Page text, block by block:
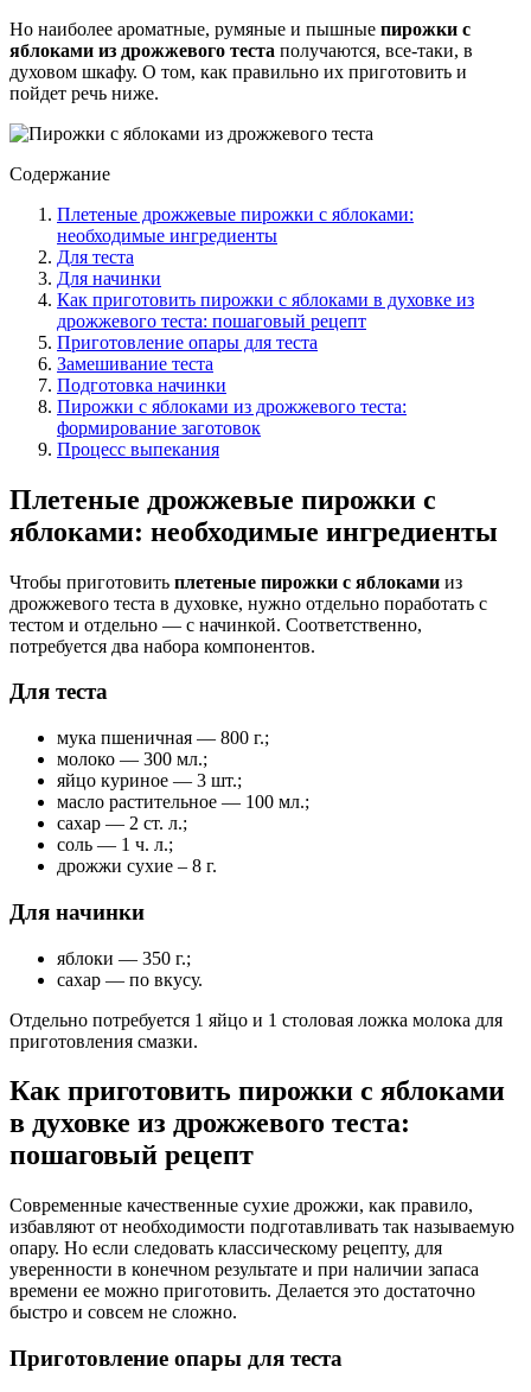
Но наиболее ароматные, румяные и пышные пирожки с
яблоками из дрожжевого теста получаются, все-таки, в
духовом шкафу. О том, как правильно их приготовить и
пойдет речь ниже.
Содержание
Плетеные дрожжевые пирожки с яблоками:
необходимые ингредиенты
Для теста
Для начинки
Как приготовить пирожки с яблоками в духовке из
дрожжевого теста: пошаговый рецепт
Приготовление опары для теста
Замешивание теста
Подготовка начинки
Пирожки с яблоками из дрожжевого теста:
формирование заготовок
Процесс выпекания
Плетеные дрожжевые пирожки с
яблоками: необходимые ингредиенты
Чтобы приготовить плетеные пирожки с яблоками из
дрожжевого теста в духовке, нужно отдельно поработать с
тестом и отдельно — с начинкой. Соответственно,
потребуется два набора компонентов.
Для теста
мука пшеничная — 800 г.;
молоко — 300 мл.;
яйцо куриное — 3 шт.;
масло растительное — 100 мл.;
сахар — 2 ст. л.;
соль — 1 ч. л.;
дрожжи сухие – 8 г.
Для начинки
яблоки — 350 г.;
сахар — по вкусу.
Отдельно потребуется 1 яйцо и 1 столовая ложка молока для
приготовления смазки.
Как приготовить пирожки с яблоками
в духовке из дрожжевого теста:
пошаговый рецепт
Современные качественные сухие дрожжи, как правило,
избавляют от необходимости подготавливать так называемую
опару. Но если следовать классическому рецепту, для
уверенности в конечном результате и при наличии запаса
времени ее можно приготовить. Делается это достаточно
быстро и совсем не сложно.
Приготовление опары для теста